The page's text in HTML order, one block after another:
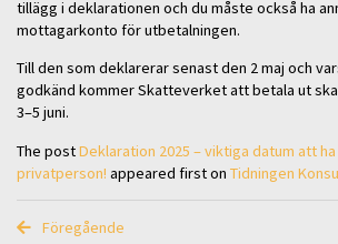
tillägg i deklarationen och du måste också ha
mottagarkonto för utbetalningen.
Till den som deklarerar senast den 2 maj och
godkänd kommer Skatteverket att betala ut
3–5 juni.
The postDeklaration 2025 – viktiga datum att
privatperson! appeared first on Tidningen
Föregående